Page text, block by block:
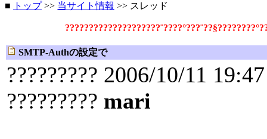
■ トップ>> 当サイト情報 >> スレッド
SMTP-Authの設定で
????????? 2006/10/11 19:47
????????? mari